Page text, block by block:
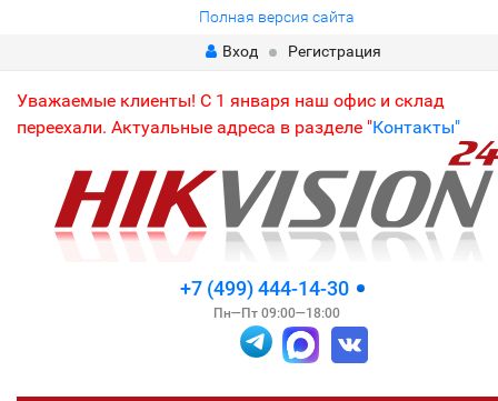
Полная версия сайта
Вход
Регистрация
Уважаемые клиенты! С 1 января наш офис и склад
переехали. Актуальные адреса в разделе "Контакты"
+7 (499) 444-14-30
Пн—Пт 09:00—18:00